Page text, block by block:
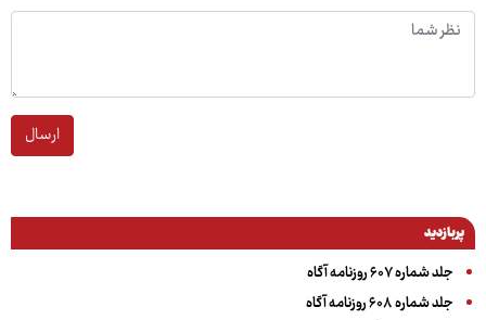
ارسال
پربازدید
جلد شماره ۶۰۷ روزنامه آگاه
جلد شماره ۶۰۸ روزنامه آگاه